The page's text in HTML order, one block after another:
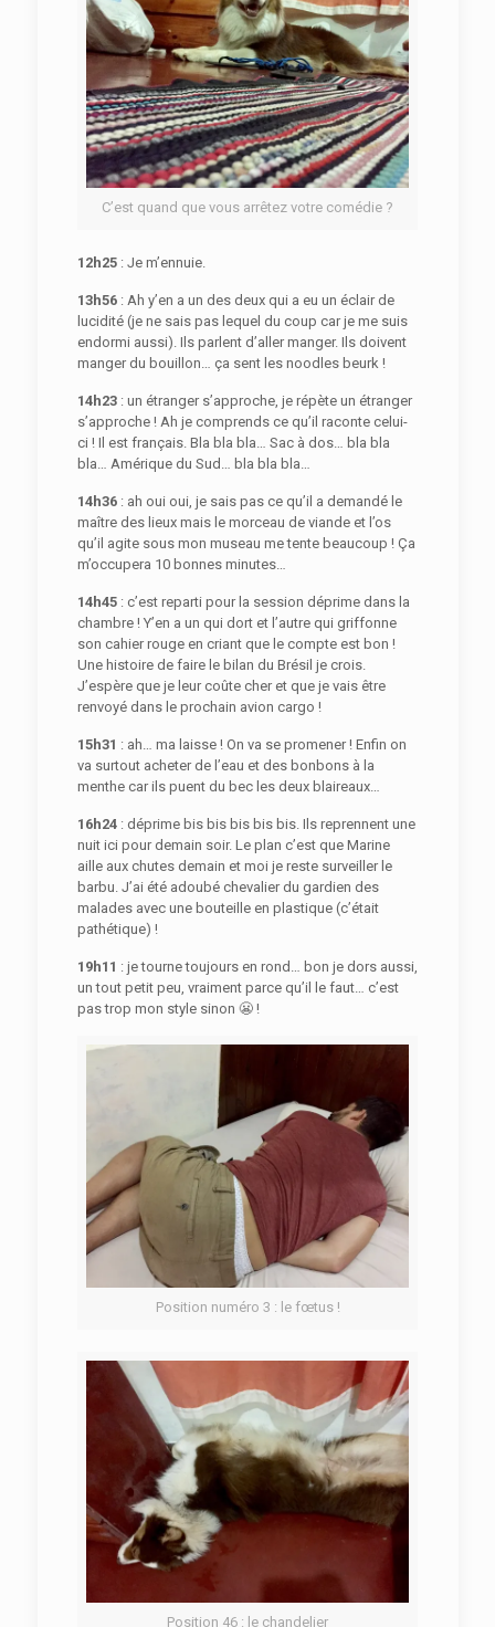
C’est quand que vous arrêtez votre comédie ?
12h25: Je m’ennuie.
13h56: Ah y’en a un des deux qui a eu un éclair de
lucidité (je ne sais pas lequel du coup car je me suis
endormi aussi). Ils parlent d’aller manger. Ils doivent
manger du bouillon… ça sent les noodles beurk !
14h23: un étranger s’approche, je répète un étranger
s’approche ! Ah je comprends ce qu’il raconte celui-
ci ! Il est français. Bla bla bla… Sac à dos… bla bla
bla… Amérique du Sud… bla bla bla…
14h36: ah oui oui, je sais pas ce qu’il a demandé le
maître des lieux mais le morceau de viande et l’os
qu’il agite sous mon museau me tente beaucoup ! Ça
m’occupera 10 bonnes minutes…
14h45: c’est reparti pour la session déprime dans la
chambre ! Y’en a un qui dort et l’autre qui griffonne
son cahier rouge en criant que le compte est bon !
Une histoire de faire le bilan du Brésil je crois.
J’espère que je leur coûte cher et que je vais être
renvoyé dans le prochain avion cargo !
15h31 : ah… ma laisse ! On va se promener ! Enfin on
va surtout acheter de l’eau et des bonbons à la
menthe car ils puent du bec les deux blaireaux…
16h24: déprime bis bis bis bis bis. Ils reprennent une
nuit ici pour demain soir. Le plan c’est que Marine
aille aux chutes demain et moi je reste surveiller le
barbu. J’ai été adoubé chevalier du gardien des
malades avec une bouteille en plastique (c’était
pathétique) !
19h11 : je tourne toujours en rond… bon je dors aussi,
un tout petit peu, vraiment parce qu’il le faut… c’est
pas trop mon style sinon 😬 !
Position numéro 3 : le fœtus !
Position 46 : le chandelier